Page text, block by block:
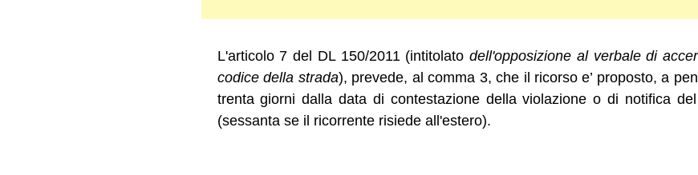
L'articolo 7 del DL 150/2011 (intitolatodell'opposizione al verbale di
codice della strada), prevede, al comma 3, che il ricorso e’ proposto, a
trenta giorni dalla data di contestazione della violazione o di notifica
(sessanta se il ricorrente risiede all'estero).